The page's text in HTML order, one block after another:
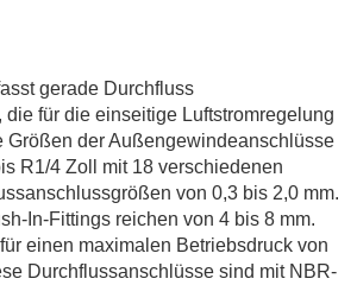
gerade Durchfluss
die für die einseitige Luftstromregelung
Größen der Außengewindeanschlüsse
R1/4 Zoll mit 18 verschiedenen
von 0,3 bis 2,0 mm.
In-Fittings reichen von 4 bis 8 mm.
einen maximalen Betriebsdruck von
Durchflussanschlüsse sind mit NBR-